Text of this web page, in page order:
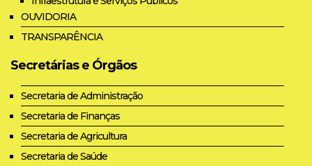
OUVIDORIA
TRANSPARÊNCIA
Secretárias e Órgãos
Secretaria de Administração
Secretaria de Finanças
Secretaria de Agricultura
Secretaria de Saúde